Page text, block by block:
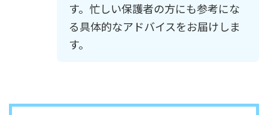
す。忙しい保護者の方にも参考にな
る具体的なアドバイスをお届けしま
す。